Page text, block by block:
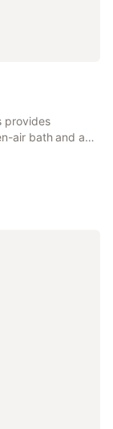
provides
air bath and a
property